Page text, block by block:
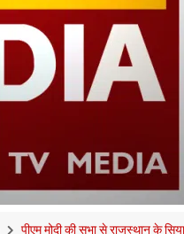
पीएम मोदी की सभा से राजस्थान के